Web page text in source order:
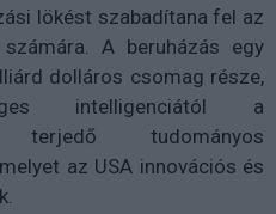
lökést szabadítana fel az
A beruházás egy
dolláros csomag része,
intelligenciától a
terjedő tudományos
az USA innovációs és